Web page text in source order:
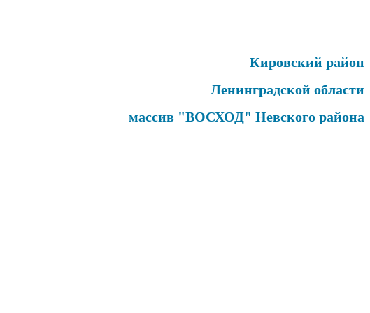
Кировский район
Ленинградской области
массив "ВОСХОД" Невского района